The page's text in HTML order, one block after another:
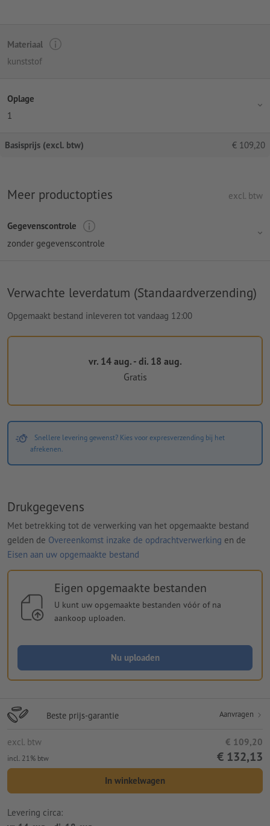
Materiaal
kunststof
Oplage
1
Basisprijs (excl. btw) € 109,20
Meer productopties excl. btw
Gegevenscontrole
zonder gegevenscontrole
Verwachte leverdatum (Standaardverzending)
Opgemaakt bestand inleveren tot vandaag 12:00
vr. 14 aug. - di. 18 aug.
Gratis
Snellere levering gewenst? Kies voor expresverzending bij het
afrekenen.
Drukgegevens
Met betrekking tot de verwerking van het opgemaakte bestand
gelden de Overeenkomst inzake de opdrachtverwerking en de
Eisen aan uw opgemaakte bestand
Eigen opgemaakte bestanden
U kunt uw opgemaakte bestanden vóór of na
aankoop uploaden.
Nu uploaden
Beste prijs-garantie Aanvragen
excl. btw € 109,20
incl. 21% btw € 132,13
In winkelwagen
Levering circa: